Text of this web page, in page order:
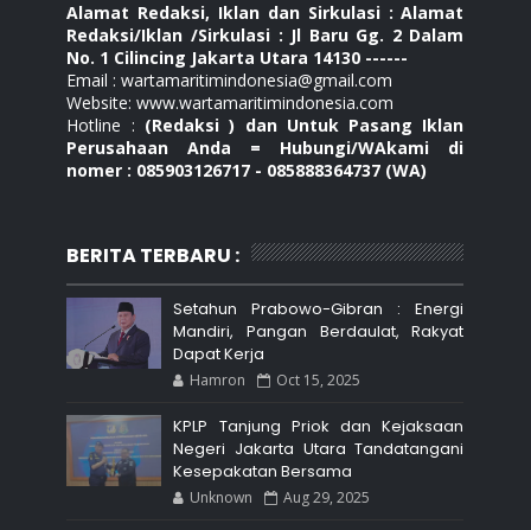
Alamat Redaksi, Iklan dan Sirkulasi : Alamat
Redaksi/Iklan /Sirkulasi : Jl Baru Gg. 2 Dalam
No. 1 Cilincing Jakarta Utara 14130 ------
Email : wartamaritimindonesia@gmail.com
Website: www.wartamaritimindonesia.com
Hotline : (Redaksi ) dan Untuk Pasang Iklan
Perusahaan Anda = Hubungi/WAkami di
nomer : 085903126717 - 085888364737 (WA)
BERITA TERBARU :
Setahun Prabowo-Gibran : Energi
Mandiri, Pangan Berdaulat, Rakyat
Dapat Kerja
Hamron Oct 15, 2025
KPLP Tanjung Priok dan Kejaksaan
Negeri Jakarta Utara Tandatangani
Kesepakatan Bersama
Unknown Aug 29, 2025